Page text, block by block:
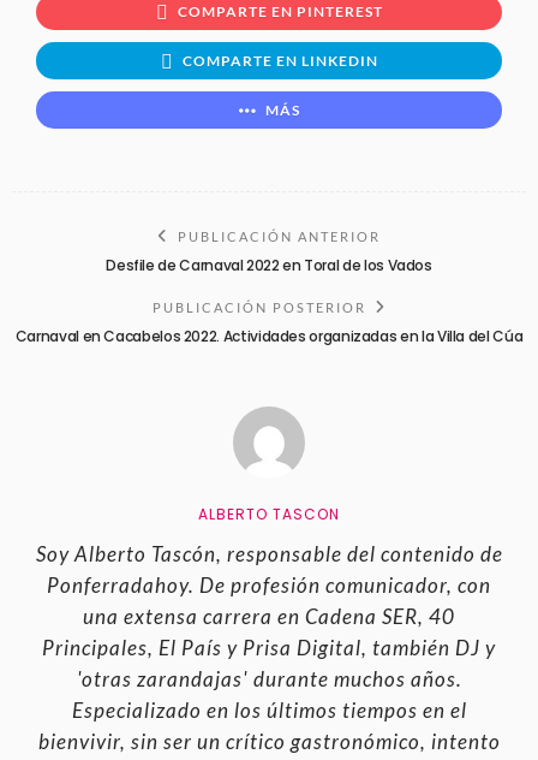
COMPARTE EN PINTEREST
COMPARTE EN LINKEDIN
MÁS
PUBLICACIÓN ANTERIOR
Desfile de Carnaval 2022 en Toral de los Vados
PUBLICACIÓN POSTERIOR
Carnaval en Cacabelos 2022. Actividades organizadas en la Villa del Cúa
ALBERTO TASCON
Soy Alberto Tascón, responsable del contenido de
Ponferradahoy. De profesión comunicador, con
una extensa carrera en Cadena SER, 40
Principales, El País y Prisa Digital, también DJ y
'otras zarandajas' durante muchos años.
Especializado en los últimos tiempos en el
bienvivir, sin ser un crítico gastronómico, intento